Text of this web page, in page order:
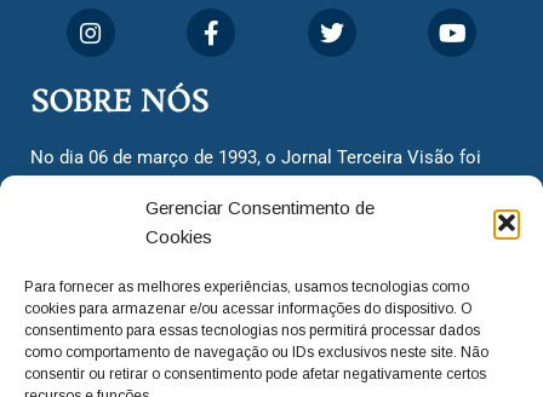
Gerenciar Consentimento de
Cookies
Para fornecer as melhores experiências, usamos tecnologias como
cookies para armazenar e/ou acessar informações do dispositivo. O
consentimento para essas tecnologias nos permitirá processar dados
como comportamento de navegação ou IDs exclusivos neste site. Não
consentir ou retirar o consentimento pode afetar negativamente certos
SOBRE NÓS
No dia 06 de março de 1993, o Jornal Terceira Visão foi
cidadãos valinhenses, já que naquela época só existiam
dois jornais. Há mais de 30 anos, o jornal continua
com o foco de trazer as melhores notícias. Nunca
deixamos de lado as necessidades do cidadão, sempre
questionando os órgãos públicos em busca de melhorias
para a cidade e sempre cobrando resoluções para casos